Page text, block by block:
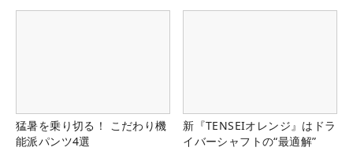
猛暑を乗り切る！ こだわり機
能派パンツ4選
新『TENSEIオレンジ』はドラ
イバーシャフトの“最適解”